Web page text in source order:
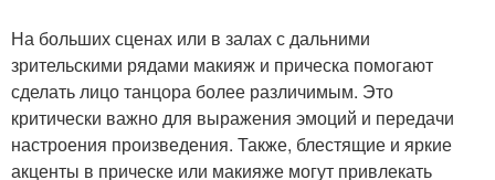
На больших сценах или в залах с дальними
зрительскими рядами макияж и прическа помогают
сделать лицо танцора более различимым. Это
критически важно для выражения эмоций и передачи
настроения произведения. Также, блестящие и яркие
акценты в прическе или макияже могут привлекать